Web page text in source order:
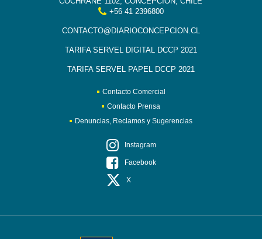
+56 41 2396800
CONTACTO@DIARIOCONCEPCION.CL
TARIFA SERVEL DIGITAL DCCP 2021
TARIFA SERVEL PAPEL DCCP 2021
Contacto Comercial
Contacto Prensa
Denuncias, Reclamos y Sugerencias
Instagram
Facebook
X